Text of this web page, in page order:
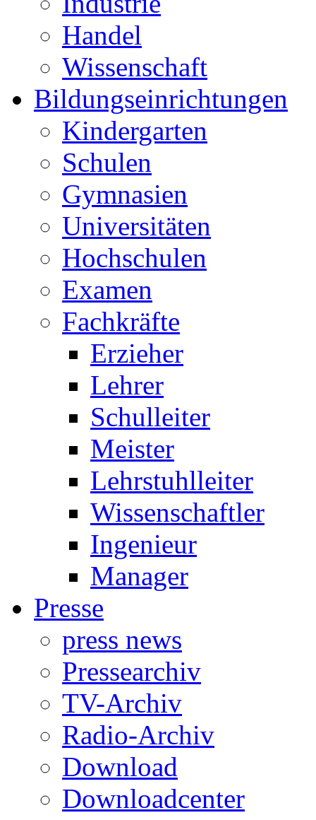
Handel
Wissenschaft
Bildungseinrichtungen
Kindergarten
Schulen
Gymnasien
Universitäten
Hochschulen
Examen
Fachkräfte
Erzieher
Lehrer
Schulleiter
Meister
Lehrstuhlleiter
Wissenschaftler
Ingenieur
Manager
Presse
press news
Pressearchiv
TV-Archiv
Radio-Archiv
Download
Downloadcenter